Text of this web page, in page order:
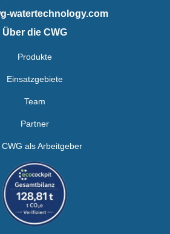
watertechnology.com
Über die CWG
Produkte
Einsatzgebiete
Team
Partner
CWG als Arbeitgeber